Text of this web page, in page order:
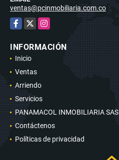
ventas@pcinmobiliaria.com.co
Facebook
X Instagram
INFORMACIÓN
Inicio
Ventas
Arriendo
Servicios
PANAMACOL INMOBILIARIA SAS
Contáctenos
Políticas de privacidad